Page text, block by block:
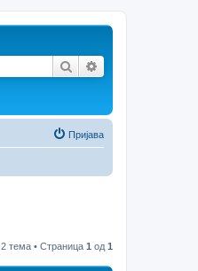
Претрага
Пријава
2 тема • Страница 1 од 1